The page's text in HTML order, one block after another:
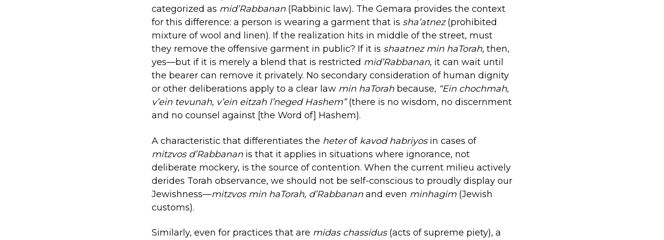
categorized as mid’Rabbanan (Rabbinic law). The Gemara provides the context
for this difference: a person is wearing a garment that is sha’atnez(prohibited
mixture of wool and linen). If the realization hits in middle of the street, must
they remove the offensive garment in public? If it is shaatnez min haTorah, then,
yes—but if it is merely a blend that is restricted mid’Rabbanan, it can wait until
the bearer can remove it privately. No secondary consideration of human dignity
or other deliberations apply to a clear law min haTorah because, “Ein chochmah,
v’ein tevunah, v’ein eitzah l’neged Hashem”(there is no wisdom, no discernment
and no counsel against [the Word of] Hashem).
A characteristic that differentiates the heterof kavod habriyosin cases of
mitzvos d’Rabbanan is that it applies in situations where ignorance, not
deliberate mockery, is the source of contention. When the current milieu actively
derides Torah observance, we should not be self-conscious to proudly display our
Jewishness—mitzvos min haTorah, d’Rabbanan and even minhagim (Jewish
customs).
Similarly, even for practices that are midas chassidus(acts of supreme piety), a